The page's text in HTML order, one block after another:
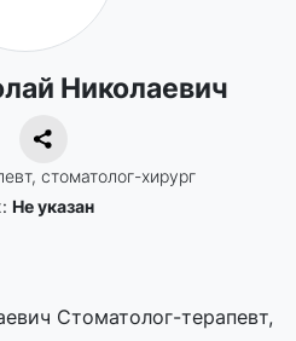
Николаевич
стоматолог-хирург
Не указан
Стоматолог-терапевт,